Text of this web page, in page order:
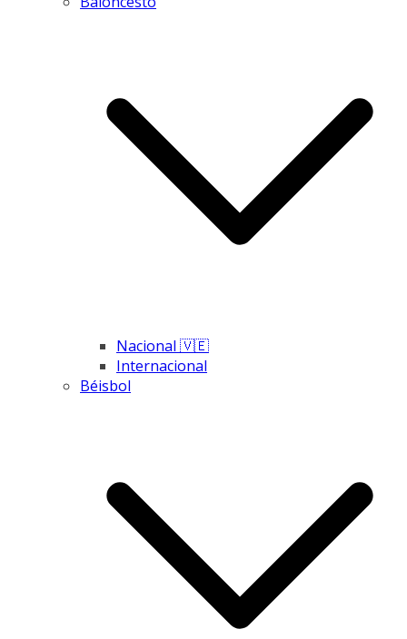
Nacional 🇻🇪
Internacional
Béisbol